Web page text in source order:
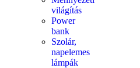
világítás
Power
bank
Szolár,
napelemes
lámpák